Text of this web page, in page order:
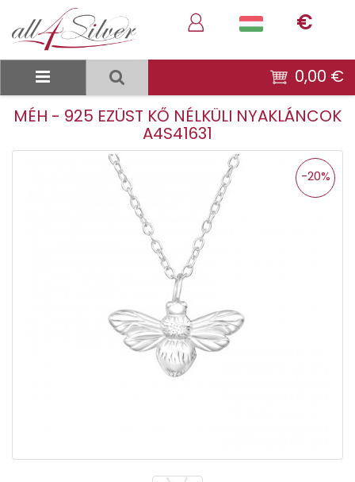
€
0,00 €
MÉH - 925 EZÜST KŐ NÉLKÜLI NYAKLÁNCOK
A4S41631
-20%